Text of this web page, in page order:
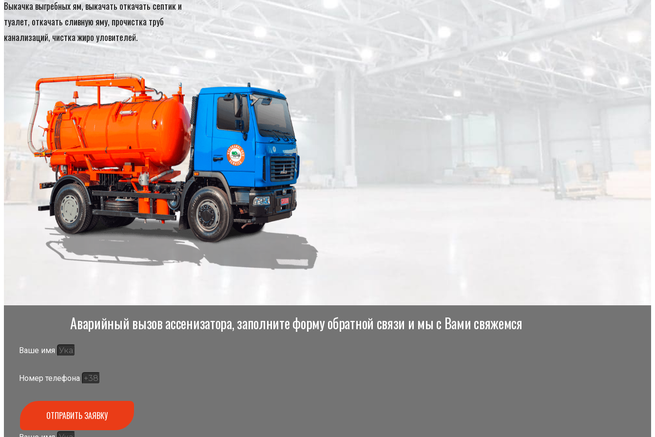
Выкачка выгребных ям, выкачать откачать септик и
туалет, откачать сливную яму, прочистка труб
канализаций, чистка жиро уловителей.
Аварийный вызов ассенизатора, заполните форму обратной связи и мы с Вами свяжемся
Ваше имя
Номер телефона
ОТПРАВИТЬ ЗАЯВКУ